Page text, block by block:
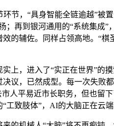
，“具身智能全链逾越”被置
；再到银河通用的“系统集成
的辅佐。同样占领高地。“
，进入了“实正在世界”的
议，已然成型。每一次失败
人平易近市长职务，但也留
工致肢体”，AI的大脑正在云端